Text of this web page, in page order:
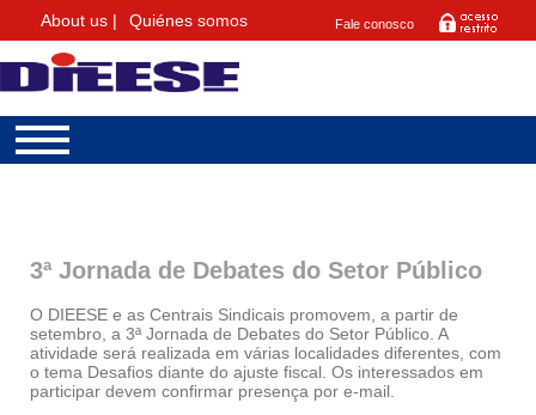
About us | Quiénes somos Fale conosco
3ª Jornada de Debates do Setor Público
O DIEESE e as Centrais Sindicais promovem, a partir de
setembro, a 3ª Jornada de Debates do Setor Público. A
atividade será realizada em várias localidades diferentes, com
o tema Desafios diante do ajuste fiscal. Os interessados em
participar devem confirmar presença por e-mail.